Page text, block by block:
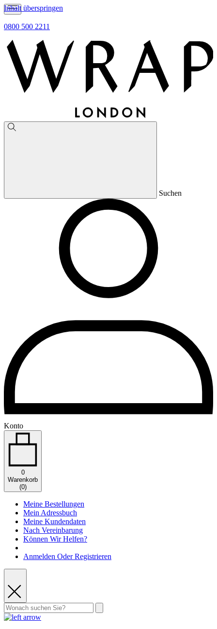
Inhalt überspringen
0800 500 2211
Suchen
Konto
0
Warenkorb
(0)
Meine Bestellungen
Mein Adressbuch
Meine Kundendaten
Nach Vereinbarung
Können Wir Helfen?
Anmelden Oder Registrieren